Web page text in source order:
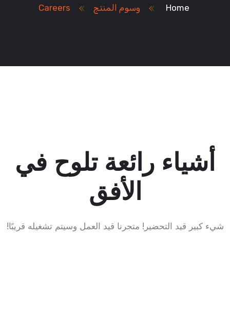
Home وسوم المنتج Careers
أشياء رائعة تلوح في
الأفق
شيء كبير قيد التحضير! متجرنا قيد العمل وسيتم تشغيله قريبًا!